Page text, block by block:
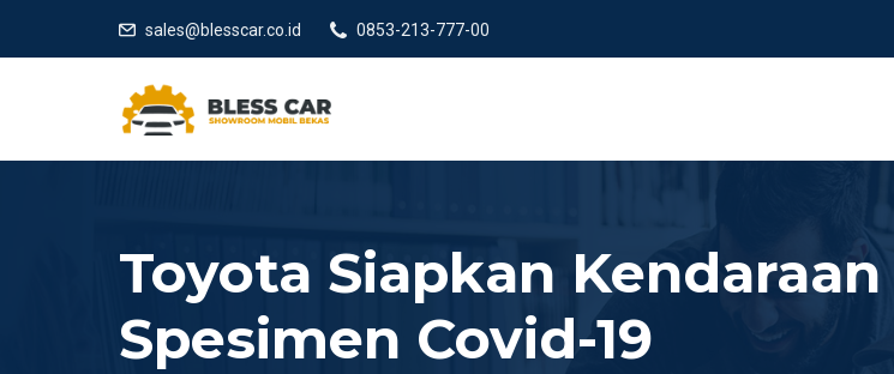
sales@blesscar.co.id 0853-213-777-00
Toyota Siapkan
Spesimen Covid-19